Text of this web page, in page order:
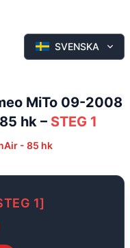
SVENSKA
MiTo 09-2008
hk – STEG 1
- 85 hk
1]